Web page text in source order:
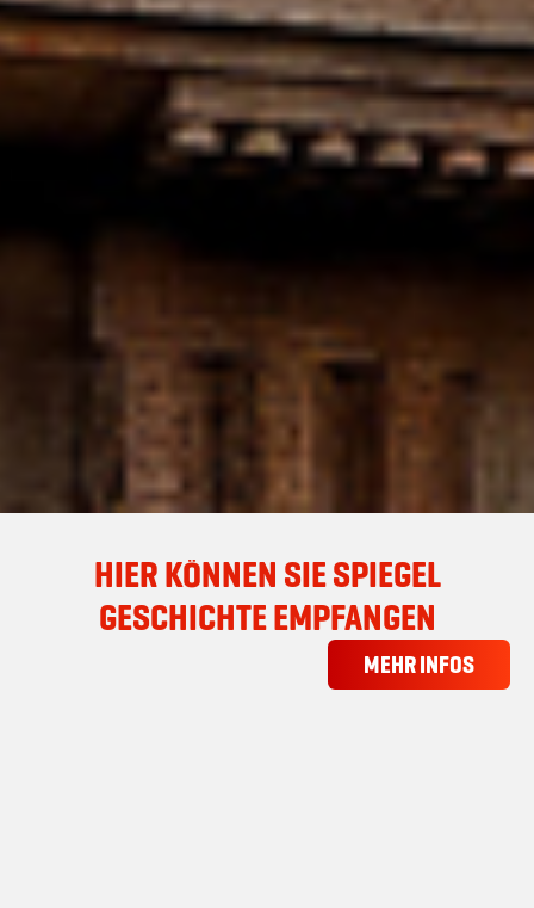
HIER KÖNNEN SIE SPIEGEL
GESCHICHTE EMPFANGEN
MEHR INFOS